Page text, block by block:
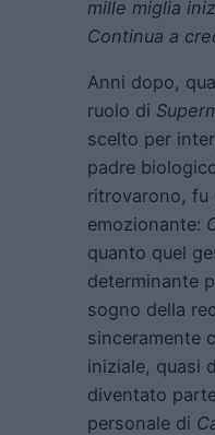
mille miglia
Continua a
Anni dopo,
ruolo di
scelto per
padre
ritrovarono, fu
emozionante:
quanto quel
determinante
sogno della
sinceramente
iniziale, quasi
diventato
personale di